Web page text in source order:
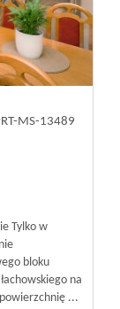
MS-13489
Tylko w
bloku
na
...